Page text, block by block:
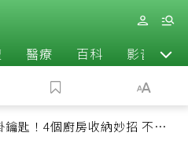
醫療 百科 影音
匙！4個廚房收納妙招 不用